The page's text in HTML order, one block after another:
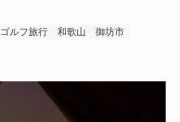
ゴルフ旅行 和歌山
御坊市